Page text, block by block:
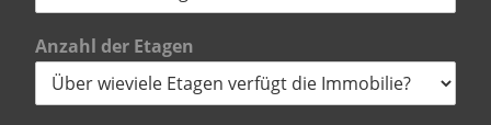
Anzahl der Etagen